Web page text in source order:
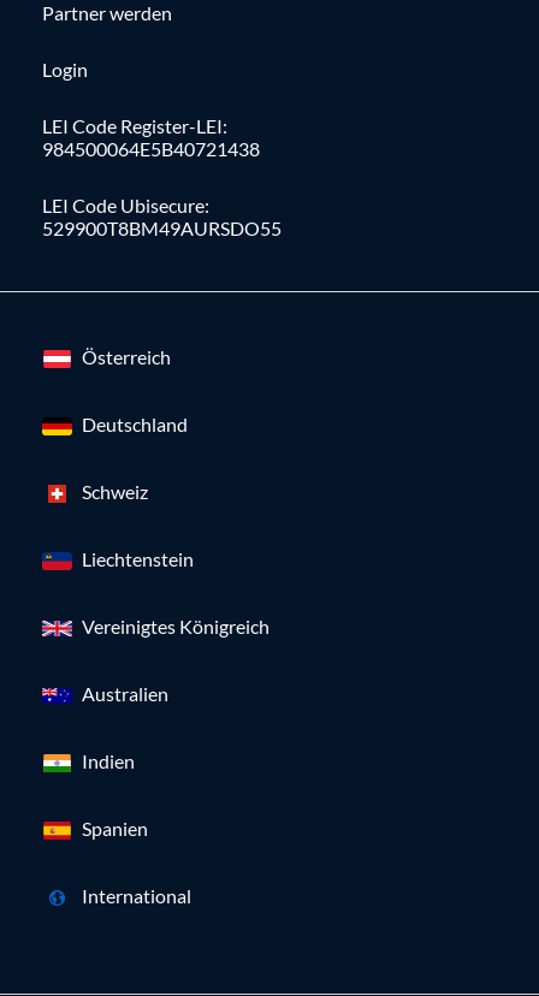
Partner werden
Login
LEI Code Register-LEI:
984500064E5B40721438
LEI Code Ubisecure:
529900T8BM49AURSDO55
Österreich
Deutschland
Schweiz
Liechtenstein
Vereinigtes Königreich
Australien
Indien
Spanien
International